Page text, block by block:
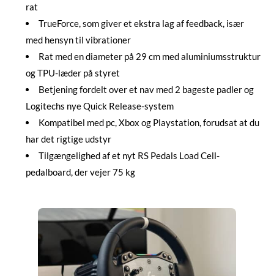
rat
TrueForce, som giver et ekstra lag af feedback, især
med hensyn til vibrationer
Rat med en diameter på 29 cm med aluminiumsstruktur
og TPU-læder på styret
Betjening fordelt over et nav med 2 bageste padler og
Logitechs nye Quick Release-system
Kompatibel med pc, Xbox og Playstation, forudsat at du
har det rigtige udstyr
Tilgængelighed af et nyt RS Pedals Load Cell-
pedalboard, der vejer 75 kg